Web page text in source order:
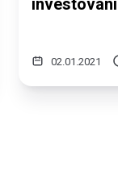
02.01.2021